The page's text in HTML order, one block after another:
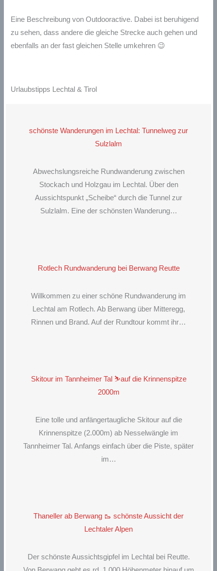
Eine Beschreibung von Outdooractive. Dabei ist beruhigend
zu sehen, dass andere die gleiche Strecke auch gehen und
ebenfalls an der fast gleichen Stelle umkehren 😉
Urlaubstipps Lechtal & Tirol
schönste Wanderungen im Lechtal: Tunnelweg zur
Sulzlalm
Abwechslungsreiche Rundwanderung zwischen
Stockach und Holzgau im Lechtal. Über den
Aussichtspunkt „Scheibe“ durch die Tunnel zur
Sulzlalm. Eine der schönsten Wanderung…
Rotlech Rundwanderung bei Berwang Reutte
Willkommen zu einer schöne Rundwanderung im
Lechtal am Rotlech. Ab Berwang über Mitteregg,
Rinnen und Brand. Auf der Rundtour kommt ihr…
Skitour im Tannheimer Tal ⛷️auf die Krinnenspitze
2000m
Eine tolle und anfängertaugliche Skitour auf die
Krinnenspitze (2.000m) ab Nesselwängle im
Tannheimer Tal. Anfangs einfach über die Piste, später
im…
Thaneller ab Berwang 🥾 schönste Aussicht der
Lechtaler Alpen
Der schönste Aussichtsgipfel im Lechtal bei Reutte.